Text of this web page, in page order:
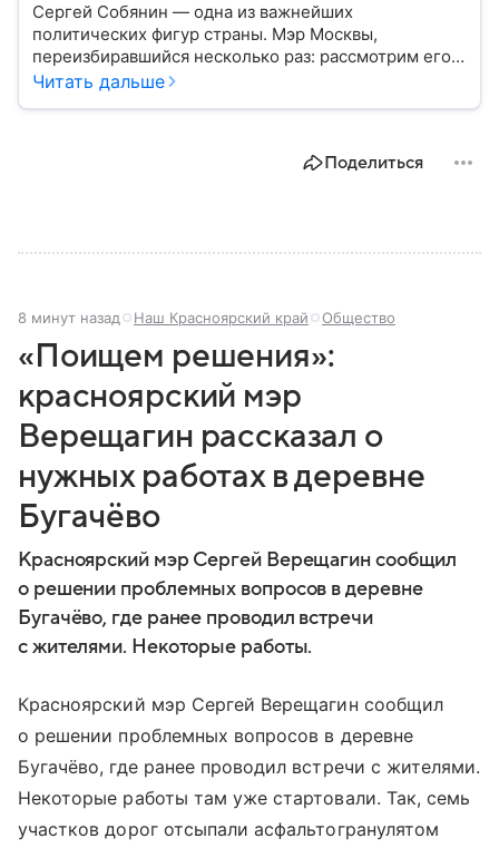
Сергей Собянин — одна из важнейших
политических фигур страны. Мэр Москвы,
переизбиравшийся несколько раз: рассмотрим его
биографию подробнее.
Читать дальше
Поделиться
8 минут назад Наш Красноярский край Общество
«Поищем решения»:
красноярский мэр
Верещагин рассказал о
нужных работах в деревне
Бугачёво
Красноярский мэр Сергей Верещагин сообщил
о решении проблемных вопросов в деревне
Бугачёво, где ранее проводил встречи
с жителями. Некоторые работы.
Красноярский мэр Сергей Верещагин сообщил
о решении проблемных вопросов в деревне
Бугачёво, где ранее проводил встречи с жителями.
Некоторые работы там уже стартовали. Так, семь
участков дорог отсыпали асфальтогранулятом